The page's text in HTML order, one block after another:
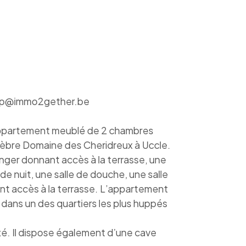
meublé de 2 chambres
Domaine des Cheridreux à Uccle.
donnant accès à la terrasse, une
nuit, une salle de douche, une salle
accès à la terrasse. L’appartement
un des quartiers les plus huppés
Il dispose également d’une cave